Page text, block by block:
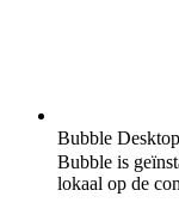
Bubble Desktop
Bubble is
lokaal op de